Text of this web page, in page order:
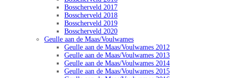
Bosscherveld 2017
Bosscherveld 2018
Bosscherveld 2019
Bosscherveld 2020
Geulle aan de Maas/Voulwames
Geulle aan de Maas/Voulwames 2012
Geulle aan de Maas/Voulwames 2013
Geulle aan de Maas/Voulwames 2014
Geulle aan de Maas/Voulwames 2015